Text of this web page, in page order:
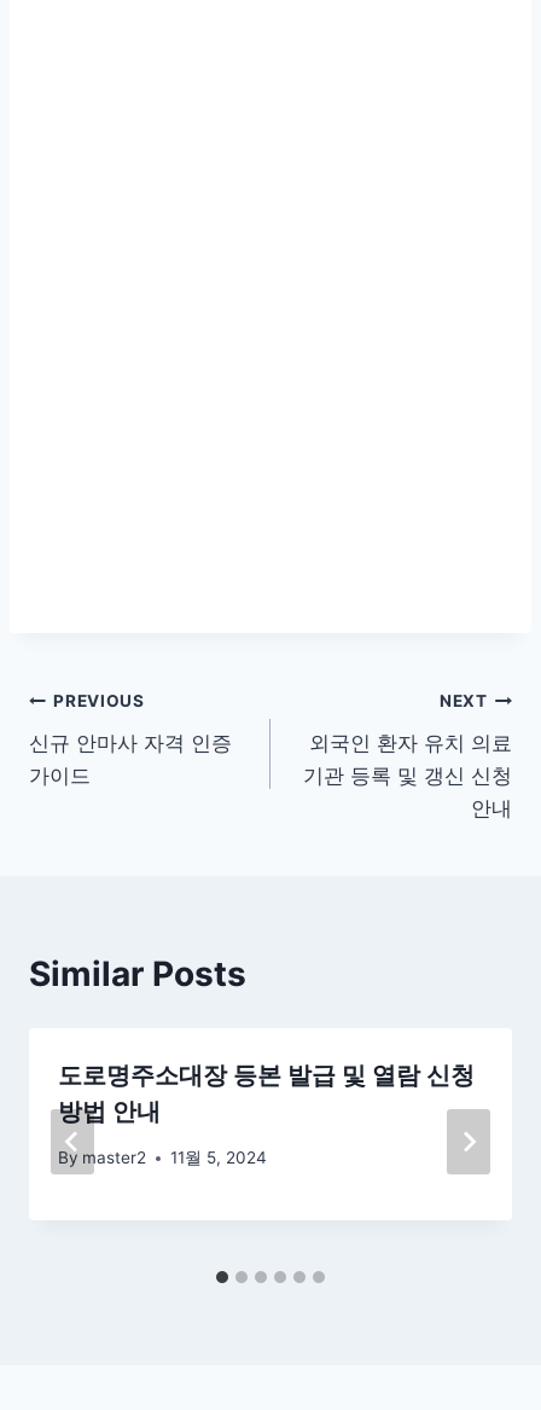
글
탐
PREVIOUS
신규 안마사 자격 인증
가이드
NEXT
외국인 환자 유치 의료
기관 등록 및 갱신 신청
안내
Similar Posts
도로명주소대장 등본 발급 및 열람 신청
방법 안내
By master2 11월 5, 2024